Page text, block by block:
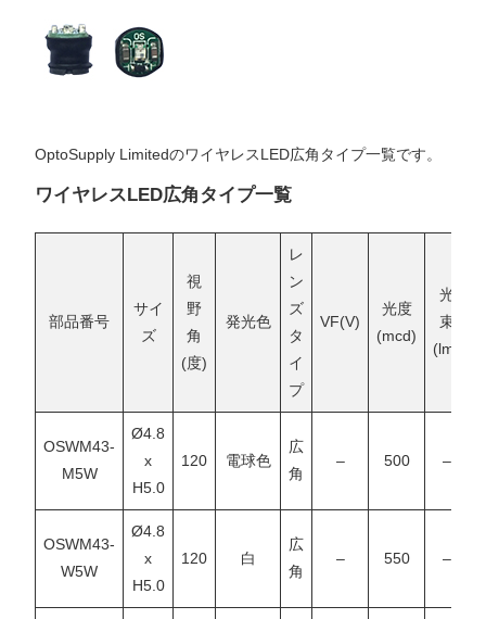
OptoSupply LimitedのワイヤレスLED広角タイプ一覧です。
ワイヤレスLED広角タイプ一覧
部品番号
サイ
ズ
視
野
角
(度)
発光色
レ
ン
ズ
タ
イ
プ
VF(V)
光度
(mcd)
光
束
(lm)
OSWM43-
M5W
Ø4.8
x
H5.0
120 電球色
広
角
– 500 –
OSWM43-
W5W
Ø4.8
x
H5.0
120 白
広
角
– 550 –